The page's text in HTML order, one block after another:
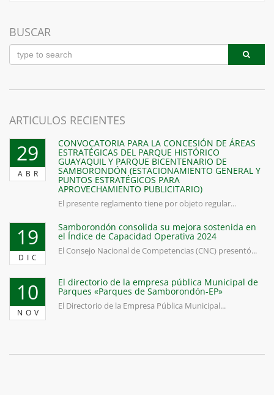
BUSCAR
ARTICULOS RECIENTES
29
ABR
CONVOCATORIA PARA LA CONCESIÓN DE ÁREAS
ESTRATÉGICAS DEL PARQUE HISTÓRICO
GUAYAQUIL Y PARQUE BICENTENARIO DE
SAMBORONDÓN (ESTACIONAMIENTO GENERAL Y
PUNTOS ESTRATÉGICOS PARA
APROVECHAMIENTO PUBLICITARIO)
El presente reglamento tiene por objeto regular...
19
DIC
Samborondón consolida su mejora sostenida en
el Índice de Capacidad Operativa 2024
El Consejo Nacional de Competencias (CNC) presentó...
10
NOV
El directorio de la empresa pública Municipal de
Parques «Parques de Samborondón-EP»
El Directorio de la Empresa Pública Municipal...